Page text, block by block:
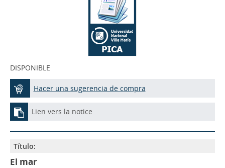
DISPONIBLE
Hacer una sugerencia de compra
Lien vers la notice
Título:
El mar